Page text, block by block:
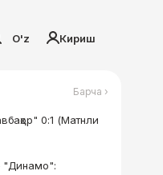
O'z Кириш
Барча ›
0:1 (Матнли
"Динамо":